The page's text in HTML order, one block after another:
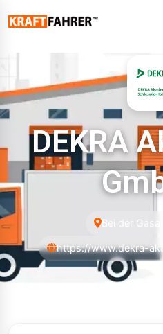
DEKRA
Bei der
https://www.dekra-